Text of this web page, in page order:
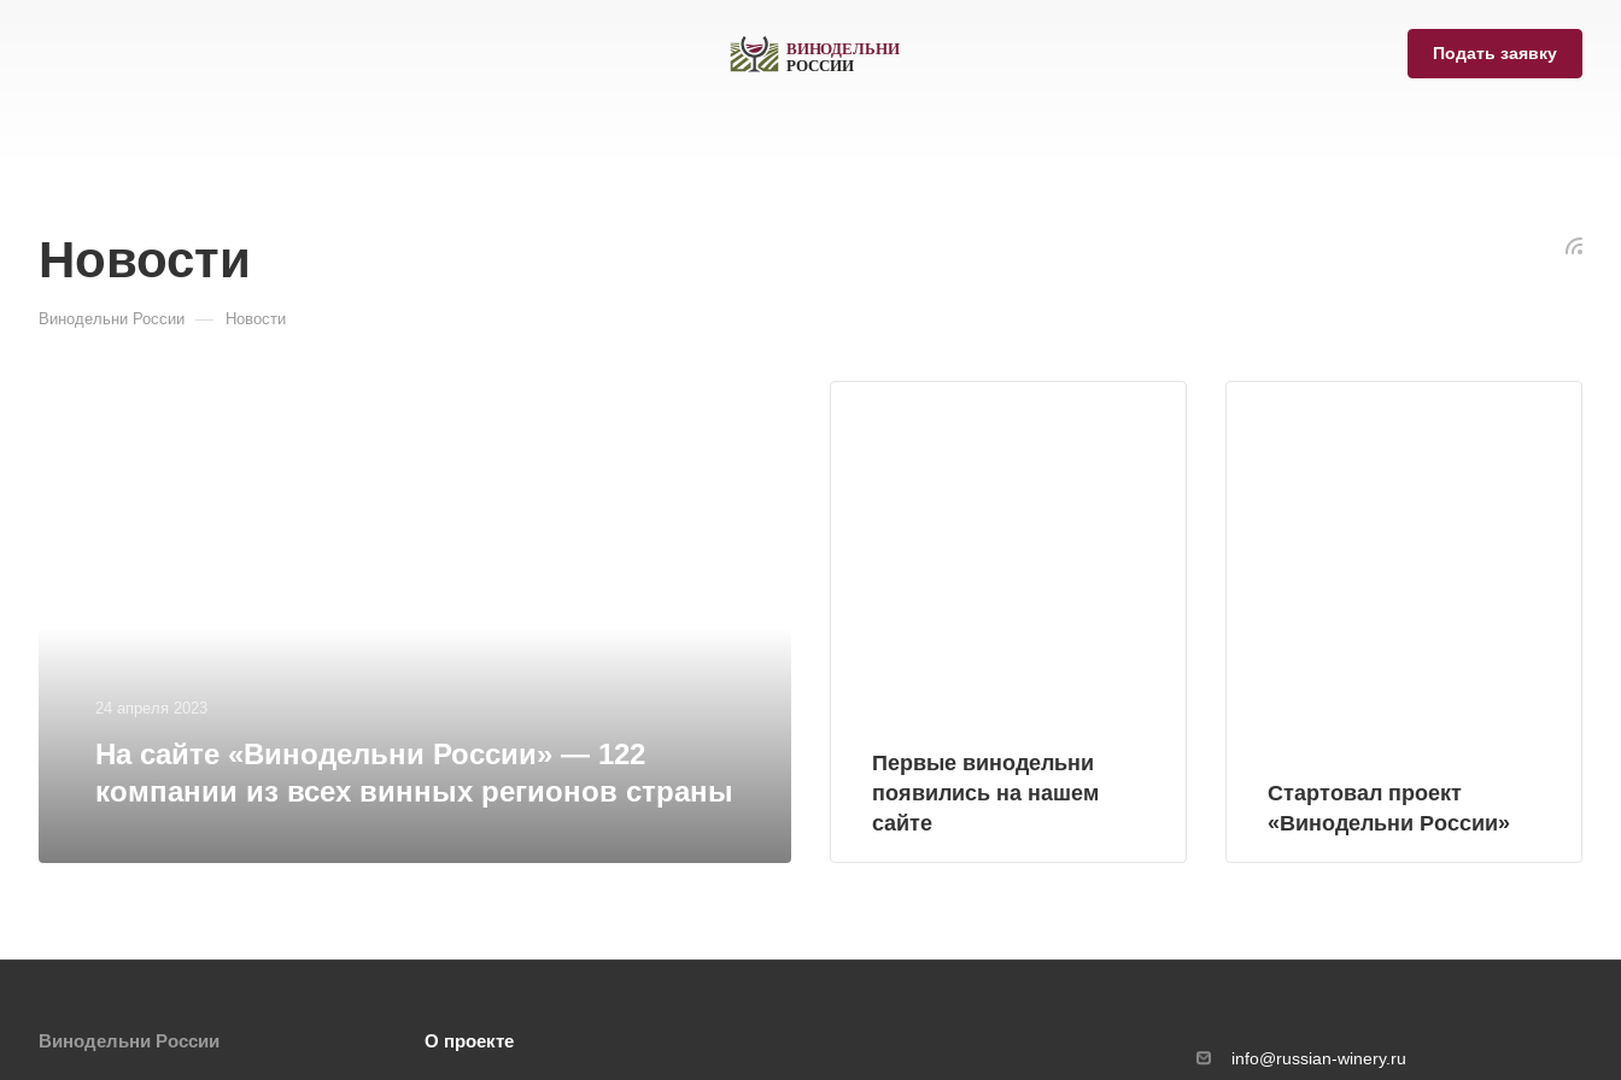
ВИНОДЕЛЬНИ
РОССИИ
Подать заявку
Новости
Винодельни России — Новости
24 апреля 2023
На сайте «Винодельни России» — 122
компании из всех винных регионов страны
Первые винодельни
появились на нашем
сайте
Стартовал проект
«Винодельни России»
Винодельни России О проекте
info@russian-winery.ru